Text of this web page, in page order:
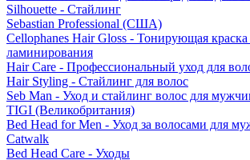
Silhouette - Стайлинг
Sebastian Professional (США)
Cellophanes Hair Gloss - Тонирующая
ламинирования
Hair Care - Профессиональный уход для
Hair Styling - Стайлинг для волос
Seb Man - Уход и стайлинг волос для
TIGI (Великобритания)
Bed Head for Men - Уход за волосами для
Catwalk
Bed Head Care - Уходы